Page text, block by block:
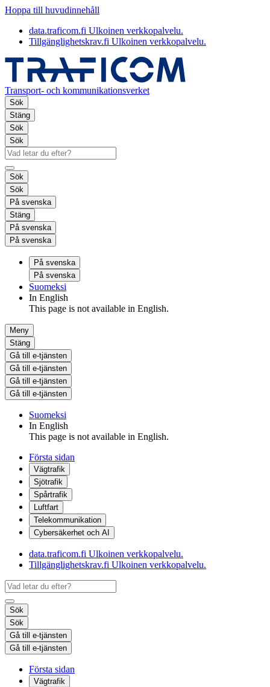
Hoppa till huvudinnehåll
data.traficom.fi Ulkoinen verkkopalvelu.
Tillgänglighetskrav.fi Ulkoinen verkkopalvelu.
Transport- och kommunikationsverket
Sök
Stäng
Sök
Sök
Sök
Sök
På svenska
Stäng
På svenska
På svenska
På svenska
På svenska
Suomeksi
In English
This page is not available in English.
Meny
Stäng
Gå till e-tjänsten
Gå till e-tjänsten
Gå till e-tjänsten
Gå till e-tjänsten
Suomeksi
In English
This page is not available in English.
Första sidan
Vägtrafik
Sjötrafik
Spårtrafik
Luftfart
Telekommunikation
Cybersäkerhet och AI
data.traficom.fi Ulkoinen verkkopalvelu.
Tillgänglighetskrav.fi Ulkoinen verkkopalvelu.
Sök
Sök
Gå till e-tjänsten
Gå till e-tjänsten
Första sidan
Vägtrafik